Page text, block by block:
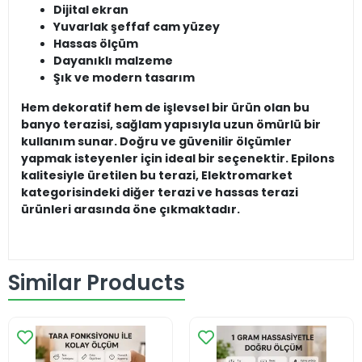
Dijital ekran
Yuvarlak şeffaf cam yüzey
Hassas ölçüm
Dayanıklı malzeme
Şık ve modern tasarım
Hem dekoratif hem de işlevsel bir ürün olan bu
banyo terazisi, sağlam yapısıyla uzun ömürlü bir
kullanım sunar. Doğru ve güvenilir ölçümler
yapmak isteyenler için ideal bir seçenektir. Epilons
kalitesiyle üretilen bu terazi, Elektromarket
kategorisindeki diğer terazi ve hassas terazi
ürünleri arasında öne çıkmaktadır.
Similar Products